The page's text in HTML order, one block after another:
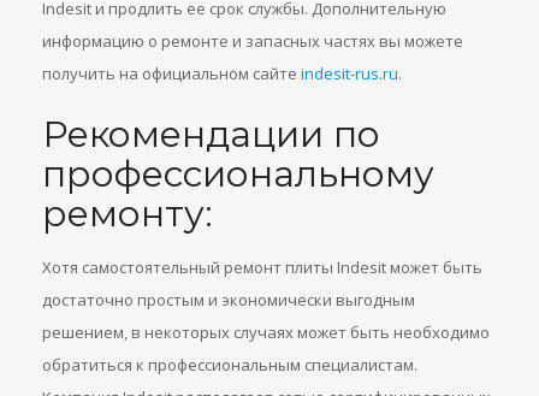
Indesit и продлить ее срок службы. Дополнительную
информацию о ремонте и запасных частях вы можете
получить на официальном сайте indesit-rus.ru.
Рекомендации по
профессиональному
ремонту:
Хотя самостоятельный ремонт плиты Indesit может быть
достаточно простым и экономически выгодным
решением, в некоторых случаях может быть необходимо
обратиться к профессиональным специалистам.